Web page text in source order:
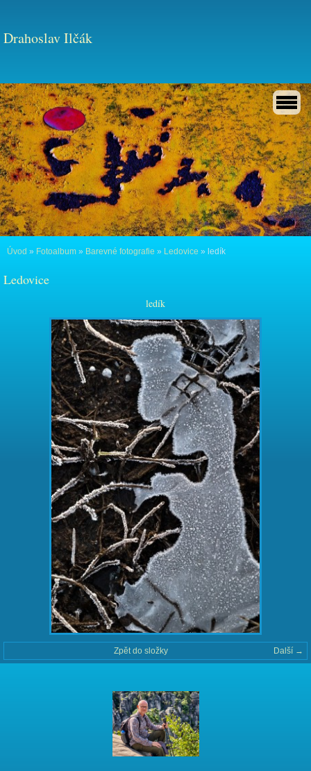
Drahoslav Ilčák
Úvod » Fotoalbum » Barevné fotografie » Ledovice » ledík
Ledovice
ledík
Další →
Zpět do složky